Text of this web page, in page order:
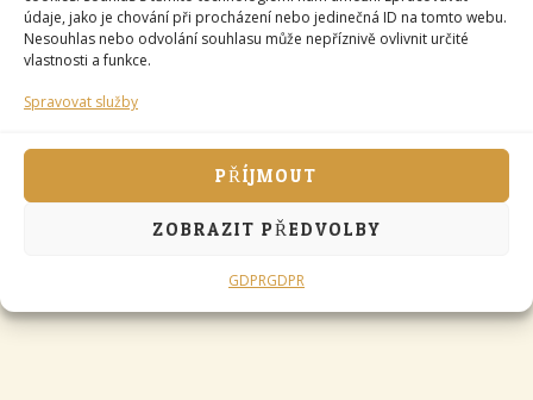
údaje, jako je chování při procházení nebo jedinečná ID na tomto webu.
Nesouhlas nebo odvolání souhlasu může nepříznivě ovlivnit určité
vlastnosti a funkce.
Spravovat služby
PŘÍJMOUT
ZOBRAZIT PŘEDVOLBY
GDPRGDPR